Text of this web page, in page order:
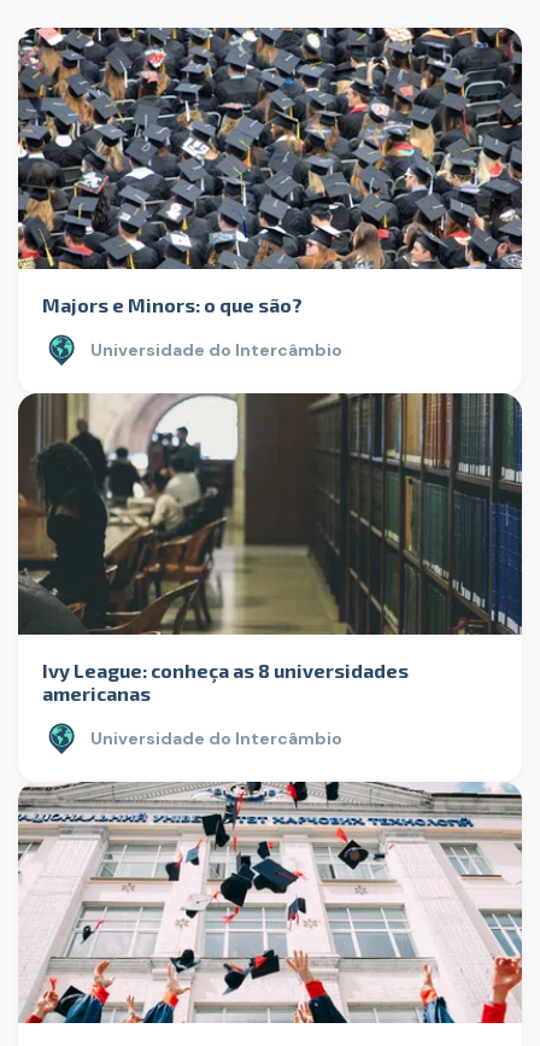
Majors e Minors: o que são?
Universidade do Intercâmbio
Ivy League: conheça as 8 universidades
americanas
Universidade do Intercâmbio